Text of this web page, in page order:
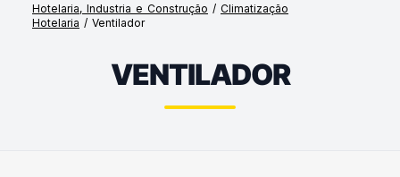
Hotelaria, Industria e Construção / Climatização
Hotelaria / Ventilador
VENTILADOR